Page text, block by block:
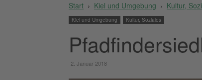
Start Kiel und Umgebung Kultur,
Kiel und Umgebung Kultur, Soziales
2. Januar 2018